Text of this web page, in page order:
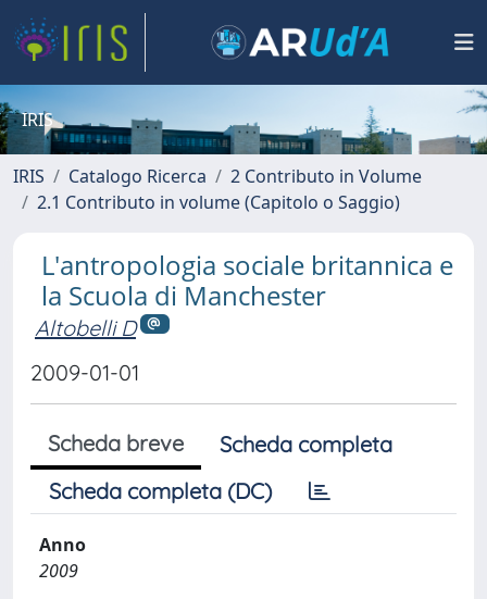
IRIS
IRIS Catalogo Ricerca
2 Contributo in Volume
2.1 Contributo in volume (Capitolo o Saggio)
L'antropologia sociale britannica e
la Scuola di Manchester
Altobelli D
2009-01-01
Scheda breve
Scheda completa
Scheda completa (DC)
Anno
2009